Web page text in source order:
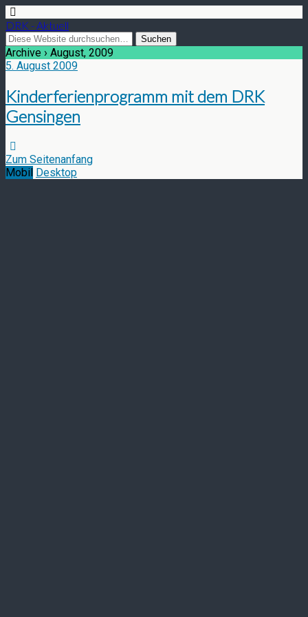
DRK - Aktuell
Archive › August, 2009
5. August 2009
Kinderferienprogramm mit dem DRK
Gensingen
Zum Seitenanfang
Mobil Desktop